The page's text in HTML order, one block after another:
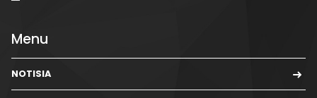
Menu
NOTISIA